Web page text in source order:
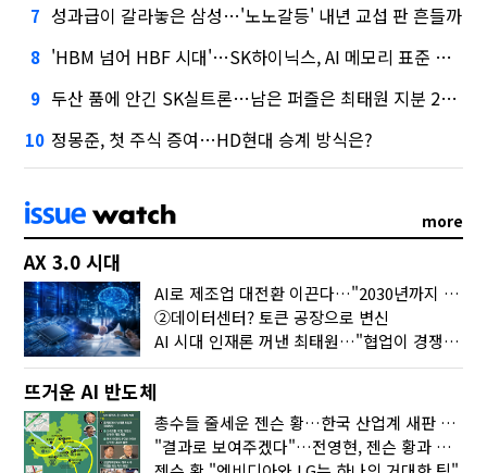
7 성과급이 갈라놓은 삼성…'노노갈등' 내년 교섭 판 흔들까
8 'HBM 넘어 HBF 시대'…SK하이닉스, AI 메모리 표준 선점 나섰다
9 두산 품에 안긴 SK실트론…남은 퍼즐은 최태원 지분 29.4%
10 정몽준, 첫 주식 증여…HD현대 승계 방식은?
more
AX 3.0 시대
AI로 제조업 대전환 이끈다…"2030년까지 민관합동 20조 투자"
②데이터센터? 토큰 공장으로 변신
AI 시대 인재론 꺼낸 최태원…"협업이 경쟁력"
뜨거운 AI 반도체
총수들 줄세운 젠슨 황…한국 산업계 새판 짰다
"결과로 보여주겠다"…전영현, 젠슨 황과 HBM5 논의